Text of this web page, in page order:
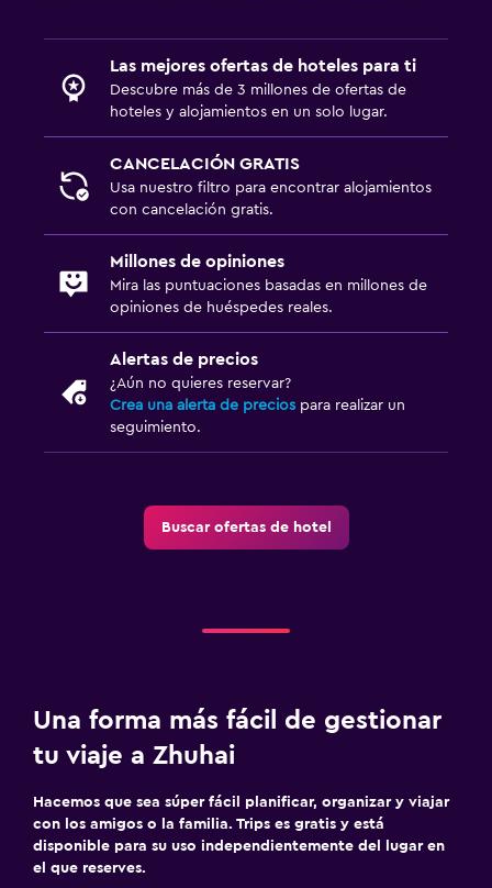
Las mejores ofertas de hoteles para ti
Descubre más de 3 millones de ofertas de
hoteles y alojamientos en un solo lugar.
CANCELACIÓN GRATIS
Usa nuestro filtro para encontrar alojamientos
con cancelación gratis.
Millones de opiniones
Mira las puntuaciones basadas en millones de
opiniones de huéspedes reales.
Alertas de precios
¿Aún no quieres reservar?
Crea una alerta de precios para realizar un
seguimiento.
Buscar ofertas de hotel
Una forma más fácil de gestionar
tu viaje a Zhuhai
Hacemos que sea súper fácil planificar, organizar y viajar
con los amigos o la familia. Trips es gratis y está
disponible para su uso independientemente del lugar en
el que reserves.